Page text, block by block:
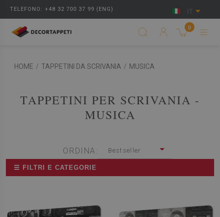
TELEFONO: +48 32 700 37 99 (ENG)
0
HOME / TAPPETINI DA SCRIVANIA / MUSICA
TAPPETINI PER SCRIVANIA -
MUSICA
ORDINA: Bestseller
☰ FILTRI E CATEGORIE